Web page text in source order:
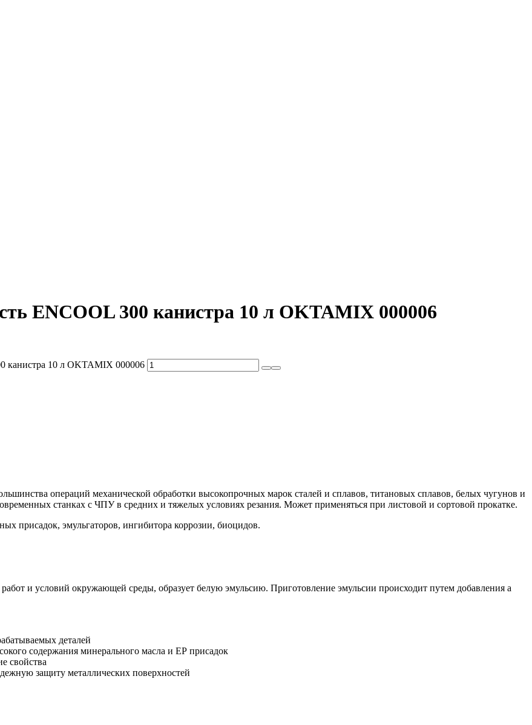
ENCOOL 300 канистра 10 л OKTAMIX 000006
канистра 10 л OKTAMIX 000006
операций механической обработки высокопрочных марок сталей и сплавов, титановых сплавов, белых чугунов и
станках с ЧПУ в средних и тяжелых условиях резания. Может применяться при листовой и сортовой прокатке.
присадок, эмульгаторов, ингибитора коррозии, биоцидов.
и условий окружающей среды, образует белую эмульсию. Приготовление эмульсии происходит путем добавления а
деталей
содержания минерального масла и ЕР присадок
свойства
защиту металлических поверхностей